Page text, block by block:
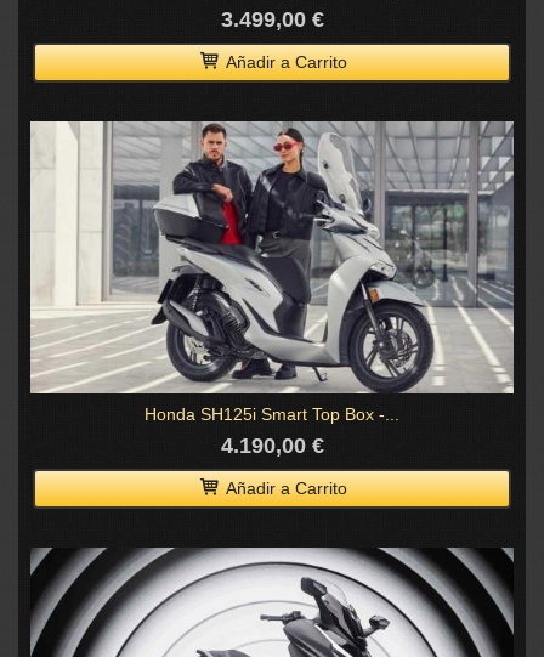
3.499,00 €
Añadir a Carrito
Honda SH125i Smart Top Box -...
4.190,00 €
Añadir a Carrito